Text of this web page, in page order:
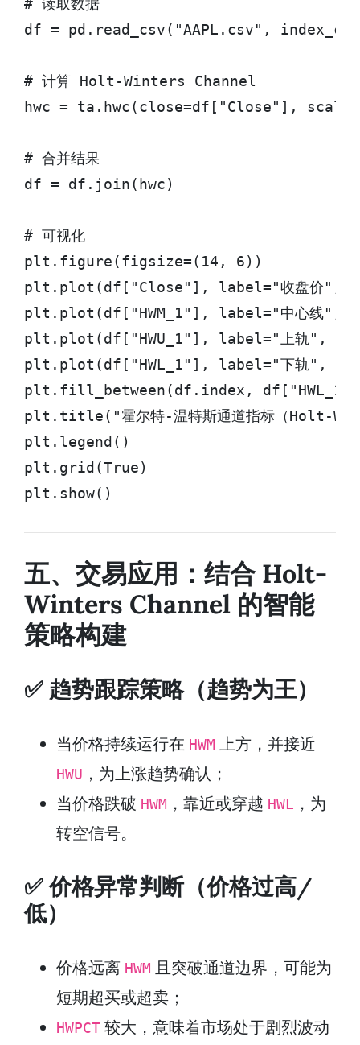
# 读取数据
df = pd.read_csv("AAPL.csv",
# 计算 Holt-Winters Channel
hwc = ta.hwc(close=df["Close"],
# 合并结果
df = df.join(hwc)
# 可视化
plt.figure(figsize=(14, 6))
plt.plot(df["Close"], label="收盘价",
plt.plot(df["HWM_1"], label="中心线",
plt.plot(df["HWU_1"], label="上轨",
plt.plot(df["HWL_1"], label="下轨",
plt.fill_between(df.index,
plt.title("霍尔特-温特斯通道指标（Holt-
plt.legend()
plt.grid(True)
plt.show()
五、交易应用：结合 Holt-
Winters Channel 的智能
策略构建
✅ 趋势跟踪策略（趋势为王）
当价格持续运行在 HWM 上方，并接近
HWU ，为上涨趋势确认；
当价格跌破 HWM ，靠近或穿越 HWL ，为
转空信号。
✅ 价格异常判断（价格过高/
低）
价格远离 HWM 且突破通道边界，可能为
短期超买或超卖；
HWPCT 较大，意味着市场处于剧烈波动